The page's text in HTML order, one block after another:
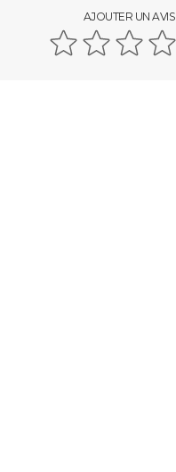
AJOUTER UN AVIS